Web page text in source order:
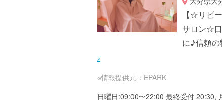
【☆リピ
サロン☆
に♪信頼
»
※情報提供元：EPARK
日曜日:09:00〜22:00 最終受付 20:30,